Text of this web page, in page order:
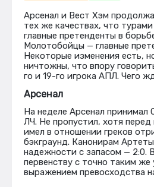
Арсенал и Вест Хэм
тех же качествах, что
главные претенденты в
Молотобойцы — главные
Некоторые изменения есть,
ничтожны, что впору
го и 19-го игрока АПЛ. Чего
Арсенал
На неделе Арсенал принимал
ЛЧ. Не пропустил, хотя перед
имел в отношении греков
бэкграунд. Канонирам
надежности с запасом — 2:0.
первенству с точно таким же
выражением превосходства